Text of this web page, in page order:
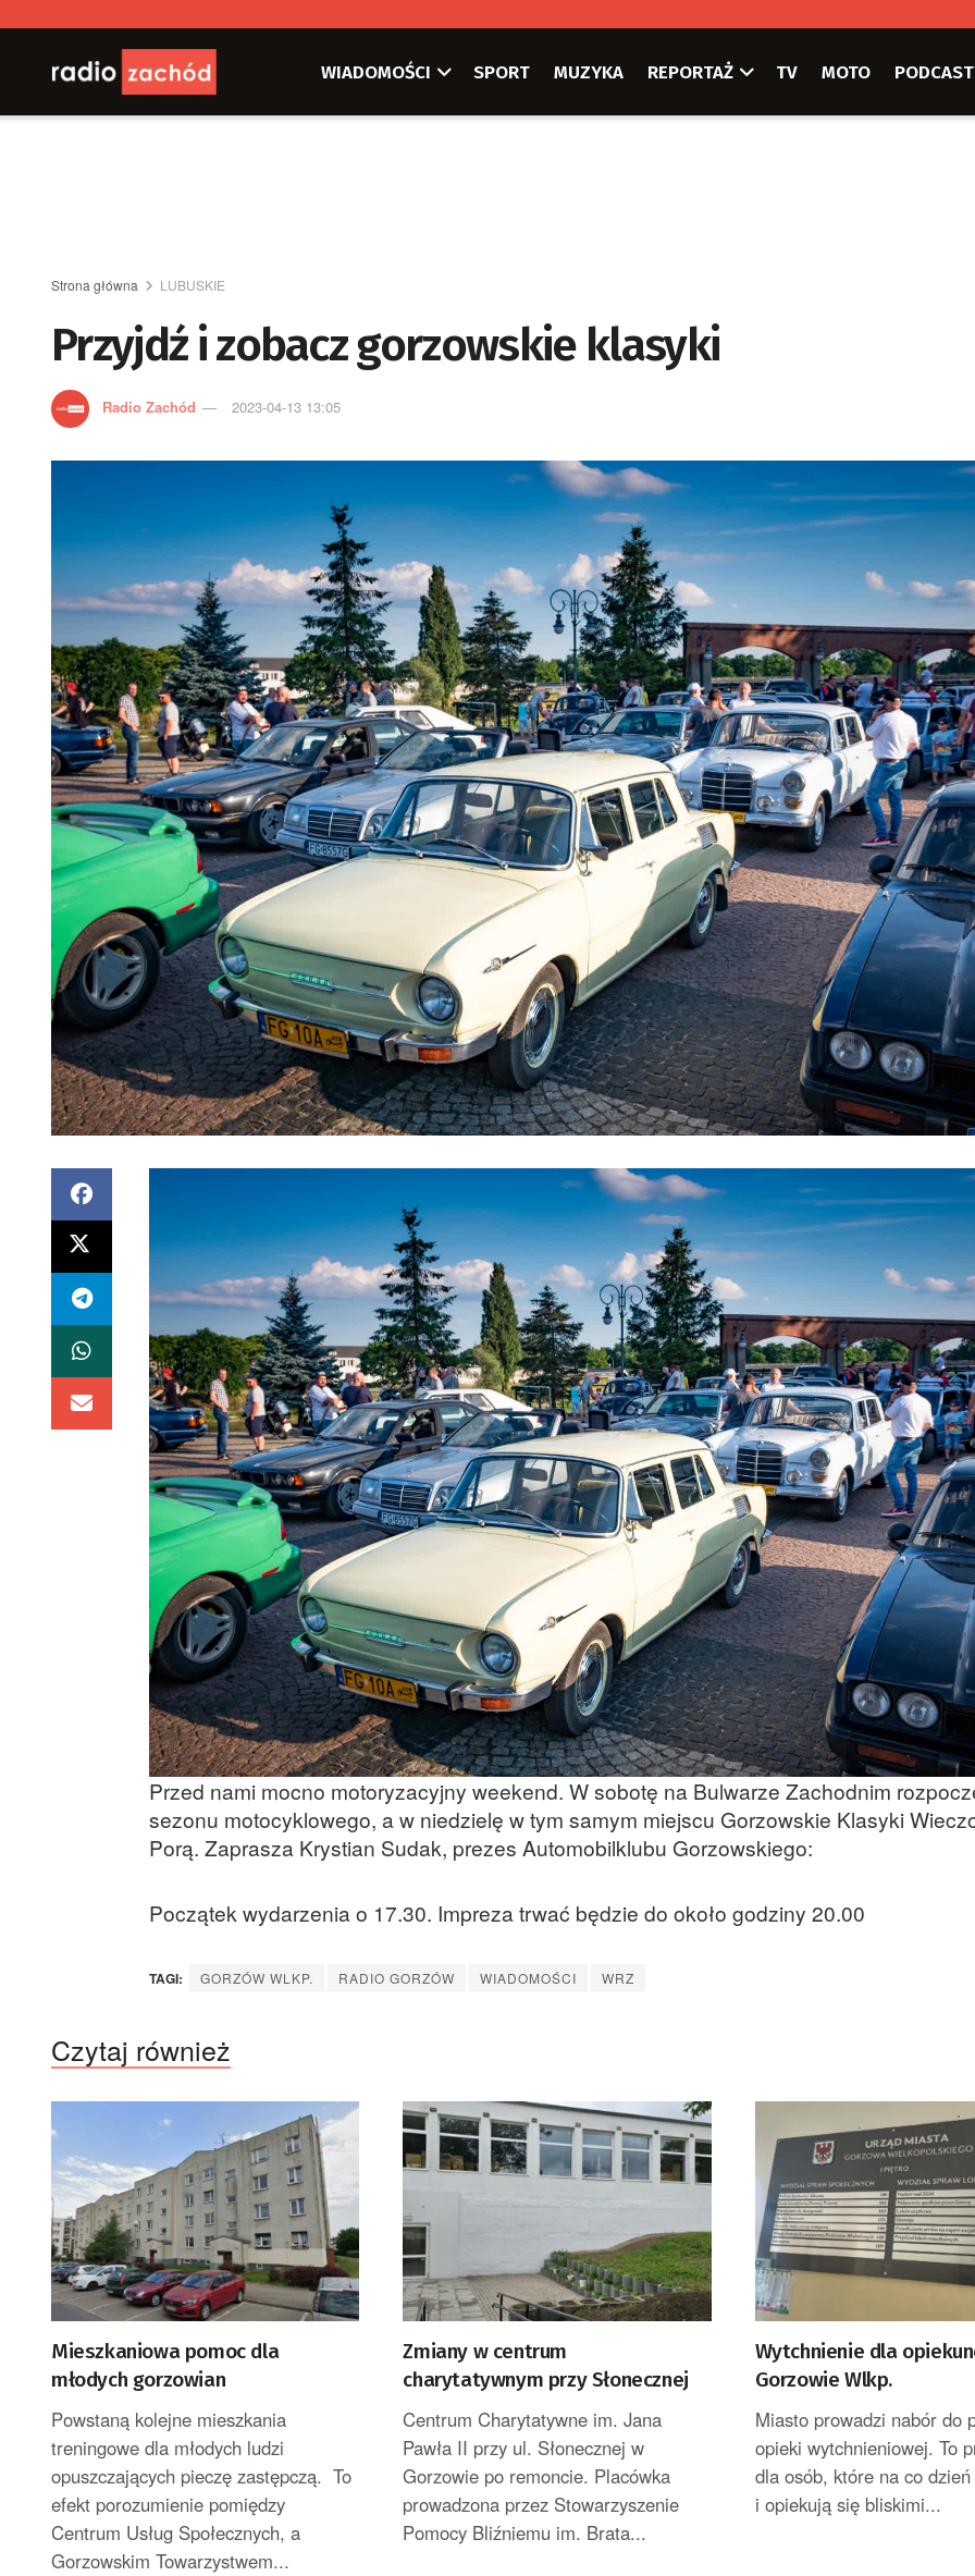
WIADOMOŚCI SPORT MUZYKA REPORTAŻ TV MOTO
Strona główna LUBUSKIE
Przyjdź i zobacz gorzowskie klasyki
Radio Zachód 2023-04-13 13:05
Przed nami mocno motoryzacyjny weekend. W sobotę na Bulwarze Zachodnim
sezonu motocyklowego, a w niedzielę w tym samym miejscu Gorzowskie Klasyki
Porą. Zaprasza Krystian Sudak, prezes Automobilklubu Gorzowskiego:
Początek wydarzenia o 17.30. Impreza trwać będzie do około godziny 20.00
TAGI: GORZÓW WLKP. RADIO GORZÓW WIADOMOŚCI WRZ
Czytaj również
Mieszkaniowa pomoc dla
młodych gorzowian
Powstaną kolejne mieszkania
treningowe dla młodych ludzi
opuszczających pieczę zastępczą. To
efekt porozumienie pomiędzy
Centrum Usług Społecznych, a
Gorzowskim Towarzystwem...
Zmiany w centrum
charytatywnym przy Słonecznej
Centrum Charytatywne im. Jana
Pawła II przy ul. Słonecznej w
Gorzowie po remoncie. Placówka
prowadzona przez Stowarzyszenie
Pomocy Bliźniemu im. Brata...
Wytchnienie dla
Gorzowie Wlkp.
Miasto prowadzi nabór do
opieki wytchnieniowej. To
dla osób, które na co
i opiekują się bliskimi...